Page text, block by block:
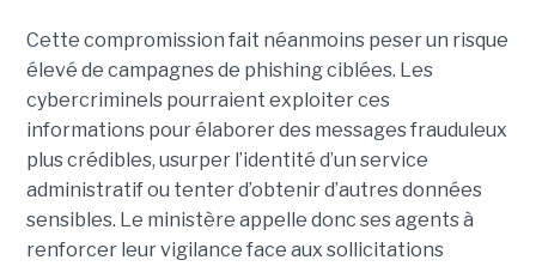
Cette compromission fait néanmoins peser un risque
élevé de campagnes de phishing ciblées. Les
cybercriminels pourraient exploiter ces
informations pour élaborer des messages frauduleux
plus crédibles, usurper l’identité d’un service
administratif ou tenter d’obtenir d’autres données
sensibles. Le ministère appelle donc ses agents à
renforcer leur vigilance face aux sollicitations